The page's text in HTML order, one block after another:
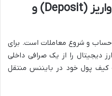
آشنایی اولیه با بخش واریز (Deposit) و
و شروع معاملات است. برای
دیجیتال را از یک صرافی داخلی
پول خود در بایننس منتقل